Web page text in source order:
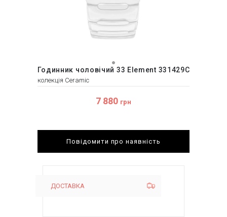
Годинник чоловічий 33 Element 331429C
колекція Ceramic
7 880 грн
Повідомити про наявність
ДОСТАВКА